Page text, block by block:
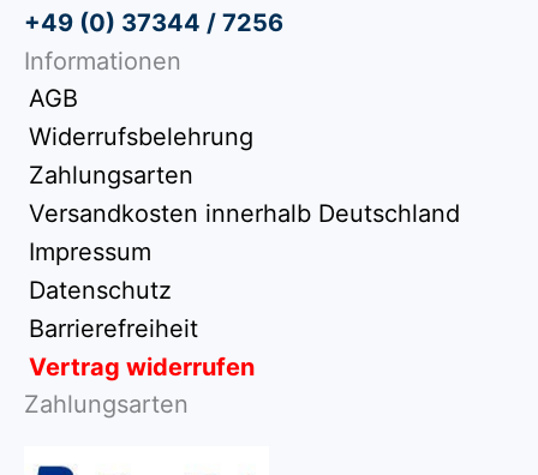
+49 (0) 37344 / 7256
Informationen
AGB
Widerrufsbelehrung
Zahlungsarten
Versandkosten innerhalb Deutschland
Impressum
Datenschutz
Barrierefreiheit
Vertrag widerrufen
Zahlungsarten